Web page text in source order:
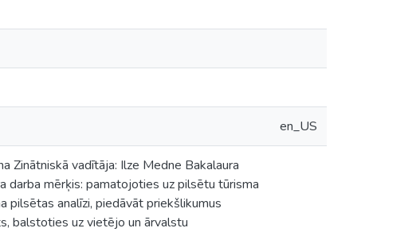
en_US
Zinātniskā vadītāja: Ilze Medne Bakalaura
mērķis: pamatojoties uz pilsētu tūrisma
pilsētas analīzi, piedāvāt priekšlikumus
balstoties uz vietējo un ārvalstu